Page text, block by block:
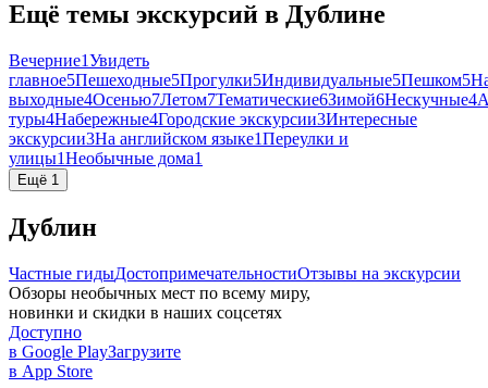
Ещё темы экскурсий в Дублине
Вечерние1Увидеть
главное5Пешеходные5Прогулки5Индивидуальные5Пешком5
выходные4Осенью7Летом7Тематические6Зимой6Нескучные4
туры4Набережные4Городские экскурсии3Интересные
экскурсии3На английском языке1Переулки и
улицы1Необычные дома1
Ещё 1
Дублин
Частные гидыДостопримечательностиОтзывы на экскурсии
Обзоры необычных мест по всему миру,
новинки и скидки в наших соцсетях
Доступно
в Google PlayЗагрузите
в App Store